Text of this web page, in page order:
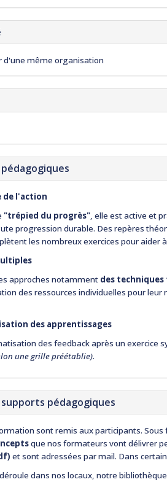
d'une même organisation
de l'action
"trépied du progrès", elle est active et
progression durable. Des repères
les nombreux exercices pour aider
approches notamment des
des ressources individuelles pour
des apprentissages
des feedback après un exercice
une grille préétablie).
pédagogiques
sont remis aux participants.
que nos formateurs vont délivrer
et sont adressées par mail. Dans
dans nos locaux, notre